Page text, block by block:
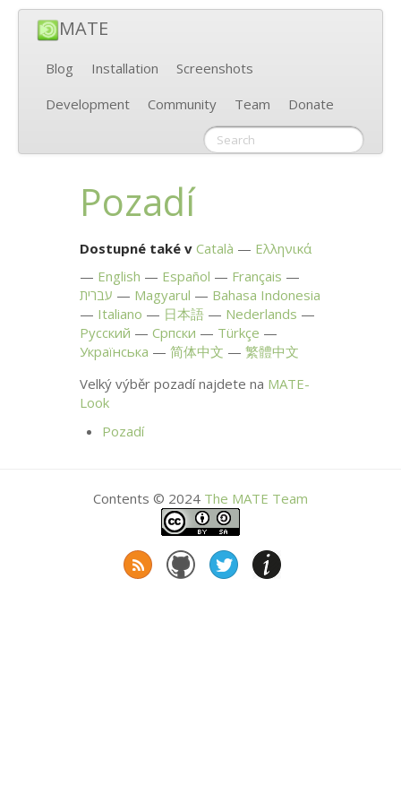
MATE
Blog Installation
Screenshots
Development
Community Team Donate
Pozadí
Dostupné také v Català
Ελληνικά
English
Español
Français
עברית
Magyarul
Bahasa Indonesia
Italiano
日本語
Nederlands
Русский
Српски
Türkçe
Українська
简体中文
繁體中文
Velký výběr pozadí najdete na MATE-
Look
Pozadí
Contents © 2024 The MATE Team